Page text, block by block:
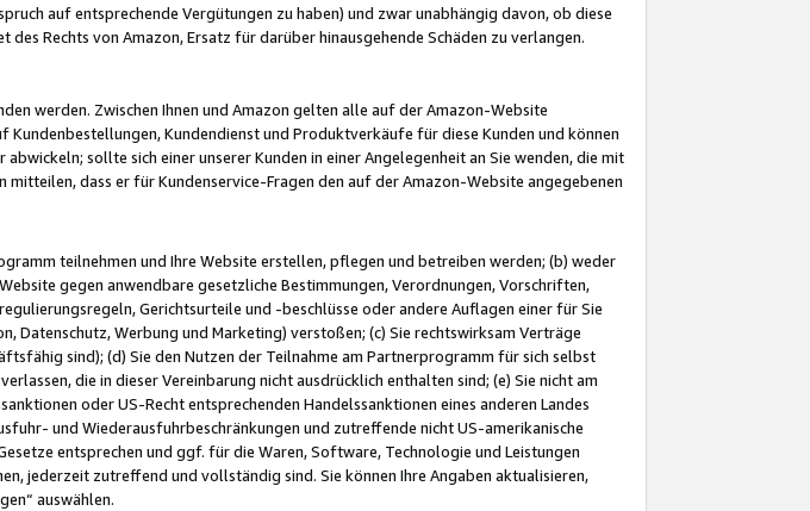
auf entsprechende Vergütungen zu haben) und zwar unabhängig davon, ob diese
Rechts von Amazon, Ersatz für darüber hinausgehende Schäden zu verlangen.
werden. Zwischen Ihnen und Amazon gelten alle auf der Amazon-Website
Kundendienst und Produktverkäufe für diese Kunden und können
sollte sich einer unserer Kunden in einer Angelegenheit an Sie wenden, die mit
dass er für Kundenservice-Fragen den auf der Amazon-Website angegebenen
teilnehmen und Ihre Website erstellen, pflegen und betreiben werden; (b) weder
gegen anwendbare gesetzliche Bestimmungen, Verordnungen, Vorschriften,
Gerichtsurteile und -beschlüsse oder andere Auflagen einer für Sie
Datenschutz, Werbung und Marketing) verstoßen; (c) Sie rechtswirksam Verträge
sind); (d) Sie den Nutzen der Teilnahme am Partnerprogramm für sich selbst
die in dieser Vereinbarung nicht ausdrücklich enthalten sind; (e) Sie nicht am
oder US-Recht entsprechenden Handelssanktionen eines anderen Landes
und Wiederausfuhrbeschränkungen und zutreffende nicht US-amerikanische
entsprechen und ggf. für die Waren, Software, Technologie und Leistungen
jederzeit zutreffend und vollständig sind. Sie können Ihre Angaben aktualisieren,
auswählen.